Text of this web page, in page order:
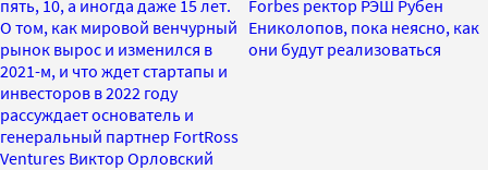
пять, 10, а иногда даже 15 лет.
О том, как мировой венчурный
рынок вырос и изменился в
2021-м, и что ждет стартапы и
инвесторов в 2022 году
рассуждает основатель и
генеральный партнер FortRoss
Ventures Виктор Орловский
Forbes ректор РЭШ Рубен
Ениколопов, пока неясно, как
они будут реализоваться